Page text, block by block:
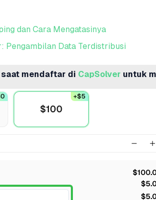
dan Cara Mengatasinya
Pengambilan Data Terdistribusi
saat mendaftar di CapSolver untuk